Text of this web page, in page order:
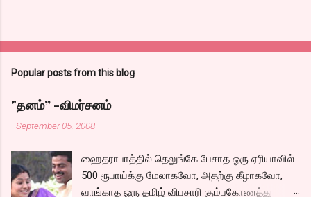
Popular posts from this blog
"தனம்” -விமர்சனம்
-September 05, 2008
ஹைதராபாத்தில் தெலுங்கே பேசாத ஓரு ஏரியாவில்
500 ரூபாய்க்கு மேலாகவோ, அதற்கு கீழாகவோ,
வாங்காத ஓரு தமிழ் விபசாரி கும்பகோணத்து